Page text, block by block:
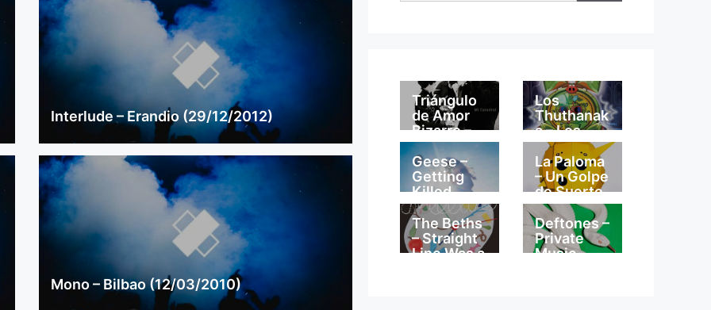
Interlude – Erandio (29/12/2012)
Mono – Bilbao (12/03/2010)
Triángulo
de Amor
Bizarro –
Mi
Catedral
Los
Thuthanak
a – Los
Thuthanak
a
Geese –
Getting
Killed
La Paloma
– Un Golpe
de Suerte
The Beths
– Straight
Line Was a
Deftones –
Private
Music